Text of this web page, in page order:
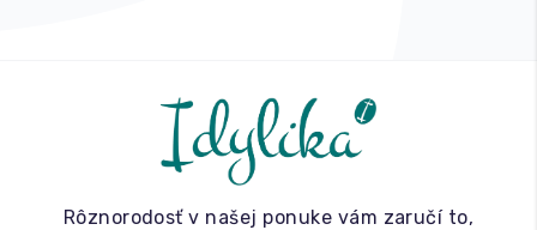
Rôznorodosť v našej ponuke vám zaručí to,